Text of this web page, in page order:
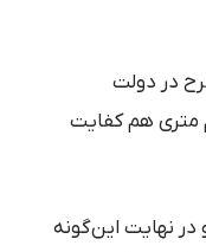
در دولت
هم کفایت
شد و در نهایت این‌گونه